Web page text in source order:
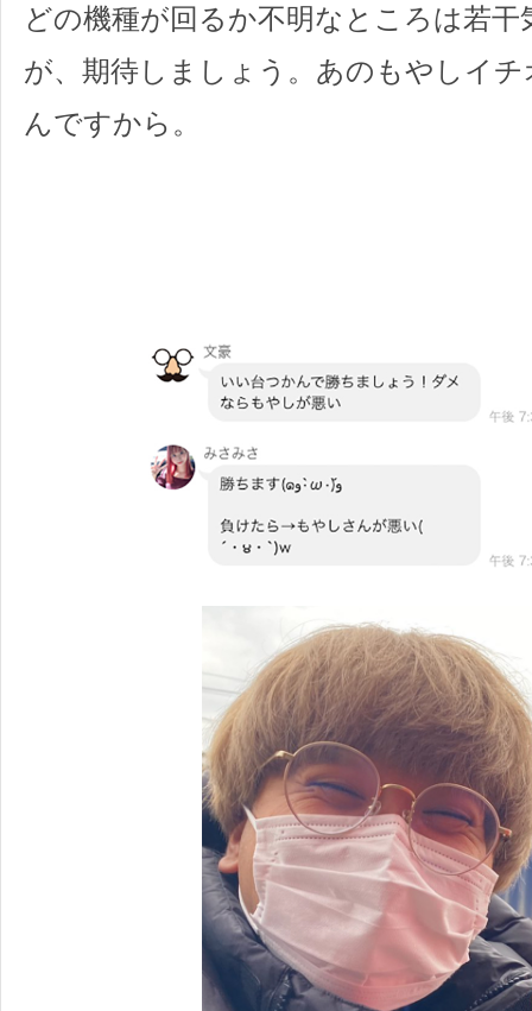
どの機種が回るか不明なところは若干
が、期待しましょう。あのもやしイ
んですから。